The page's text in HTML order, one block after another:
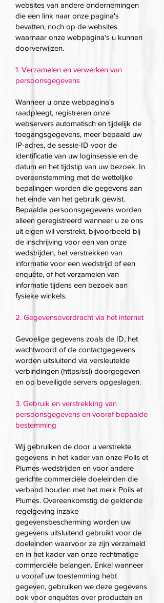
websites van andere ondernemingen
die een link naar onze pagina's
bevatten, noch op de websites
waarnaar onze webpagina's u kunnen
doorverwijzen.
1. Verzamelen en verwerken van
persoonsgegevens
Wanneer u onze webpagina's
raadpleegt, registreren onze
webservers automatisch en tijdelijk de
toegangsgegevens, meer bepaald uw
IP-adres, de sessie-ID voor de
identificatie van uw loginsessie en de
datum en het tijdstip van uw bezoek. In
overeenstemming met de wettelijke
bepalingen worden die gegevens aan
het einde van het gebruik gewist.
Bepaalde persoonsgegevens worden
alleen geregistreerd wanneer u ze ons
uit eigen wil verstrekt, bijvoorbeeld bij
de inschrijving voor een van onze
wedstrijden, het verstrekken van
informatie voor een wedstrijd of een
enquête, of het verzamelen van
informatie tijdens een bezoek aan
fysieke winkels.
2. Gegevensoverdracht via het internet
Gevoelige gegevens zoals de ID, het
wachtwoord of de contactgegevens
worden uitsluitend via versleutelde
verbindingen (https/ssl) doorgegeven
en op beveiligde servers opgeslagen.
3. Gebruik en verstrekking van
persoonsgegevens en vooraf bepaalde
bestemming
Wij gebruiken de door u verstrekte
gegevens in het kader van onze Poils et
Plumes-wedstrijden en voor andere
gerichte commerciële doeleinden die
verband houden met het merk Poils et
Plumes. Overeenkomstig de geldende
regelgeving inzake
gegevensbescherming worden uw
gegevens uitsluitend gebruikt voor de
doeleinden waarvoor ze zijn verzameld
en in het kader van onze rechtmatige
commerciële belangen. Enkel wanneer
u vooraf uw toestemming hebt
gegeven, gebruiken we deze gegevens
ook voor enquêtes over producten en